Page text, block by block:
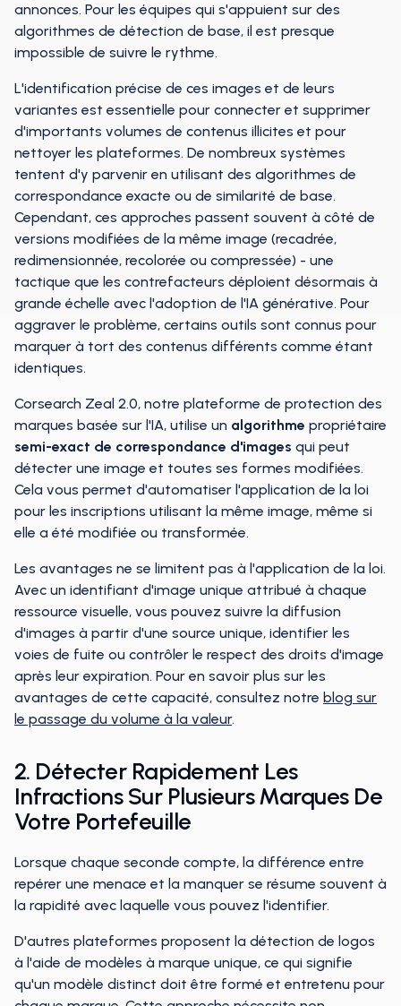
annonces. Pour les équipes qui s'appuient sur des
algorithmes de détection de base, il est presque
impossible de suivre le rythme.
L'identification précise de ces images et de leurs
variantes est essentielle pour connecter et supprimer
d'importants volumes de contenus illicites et pour
nettoyer les plateformes. De nombreux systèmes
tentent d'y parvenir en utilisant des algorithmes de
correspondance exacte ou de similarité de base.
Cependant, ces approches passent souvent à côté de
versions modifiées de la même image (recadrée,
redimensionnée, recolorée ou compressée) - une
tactique que les contrefacteurs déploient désormais à
grande échelle avec l'adoption de l'IA générative. Pour
aggraver le problème, certains outils sont connus pour
marquer à tort des contenus différents comme étant
identiques.
Corsearch Zeal 2.0, notre plateforme de protection des
marques basée sur l'IA, utilise un algorithme propriétaire
semi-exact de correspondance d'images qui peut
détecter une image et toutes ses formes modifiées.
Cela vous permet d'automatiser l'application de la loi
pour les inscriptions utilisant la même image, même si
elle a été modifiée ou transformée.
Les avantages ne se limitent pas à l'application de la loi.
Avec un identifiant d'image unique attribué à chaque
ressource visuelle, vous pouvez suivre la diffusion
d'images à partir d'une source unique, identifier les
voies de fuite ou contrôler le respect des droits d'image
après leur expiration. Pour en savoir plus sur les
avantages de cette capacité, consultez notre blog sur
le passage du volume à la valeur.
2. Détecter Rapidement Les
Infractions Sur Plusieurs Marques De
Votre Portefeuille
Lorsque chaque seconde compte, la différence entre
repérer une menace et la manquer se résume souvent à
la rapidité avec laquelle vous pouvez l'identifier.
D'autres plateformes proposent la détection de logos
à l'aide de modèles à marque unique, ce qui signifie
qu'un modèle distinct doit être formé et entretenu pour